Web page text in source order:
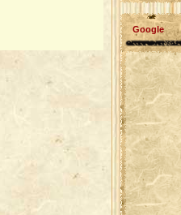
Google